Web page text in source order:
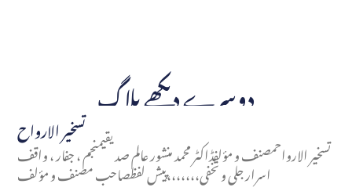
دوسرے دیکھے بلاگ
تسخير الارواح
تسخير الارواحمصنف و مؤلفڈاکٹر محمد منشور عالم صدیقیمنجم ، جفار ، واقف
اسرار جلی و تخفی،،،،،،،پیش لفظصاحب مصنف و مؤلف